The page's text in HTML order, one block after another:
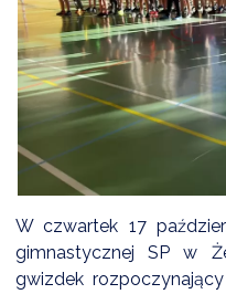
OBSŁUGI
W czwartek 17
gimnastycznej SP w
gwizdek